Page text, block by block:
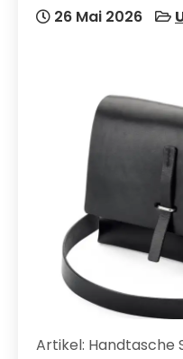
26 Mai 2026
Artikel: Handtasche